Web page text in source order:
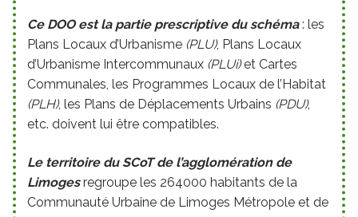
Ce DOO est la partie prescriptive du schéma: les
Plans Locaux d’Urbanisme (PLU), Plans Locaux
d’Urbanisme Intercommunaux (PLUi)et Cartes
Communales, les Programmes Locaux de l’Habitat
(PLH), les Plans de Déplacements Urbains (PDU),
etc. doivent lui être compatibles.
Le territoire du SCoT de l’agglomération de
Limogesregroupe les 264000 habitants de la
Communauté Urbaine de Limoges Métropole et de